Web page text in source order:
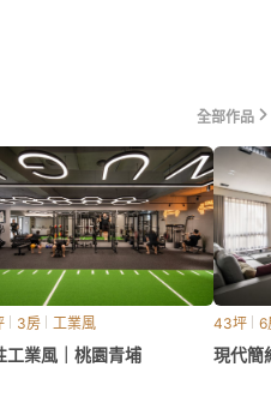
全部作品
3房 工業風
工業風｜桃園青埔
43坪 6
現代簡